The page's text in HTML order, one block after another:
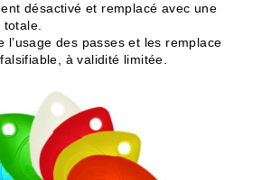
désactivé et remplacé avec une
l’usage des passes et les remplace
à validité limitée.